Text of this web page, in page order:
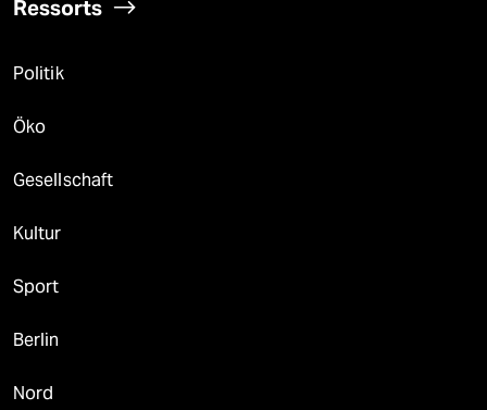
Ressorts
Politik
Öko
Gesellschaft
Kultur
Sport
Berlin
Nord